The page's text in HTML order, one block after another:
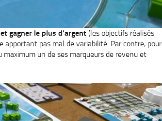
gagner le plus d’argent (les objectifs réalisés
pas mal de variabilité. Par contre, pour
maximum un de ses marqueurs de revenu et